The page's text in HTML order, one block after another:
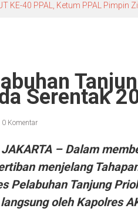
KE-40 PPAL, Ketum PPAL
Serentak
0 Komentar
JAKARTA – Dalam
menjelang
Pelabuhan Tanjung
oleh Kapolres